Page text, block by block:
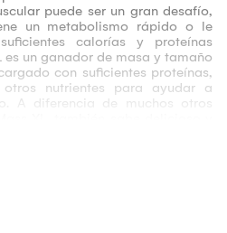
puede ser un gran desafío,
un metabolismo rápido o le
calorías y proteínas
es un ganador de masa y tamaño
con suficientes proteínas,
nutrientes para ayudar a
A diferencia de muchos otros